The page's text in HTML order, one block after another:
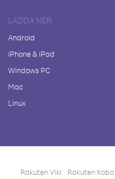
LADDA NER
Android
iPhone & iPad
Windows PC
Mac
Linux
Rakuten Viki Rakuten Kobo